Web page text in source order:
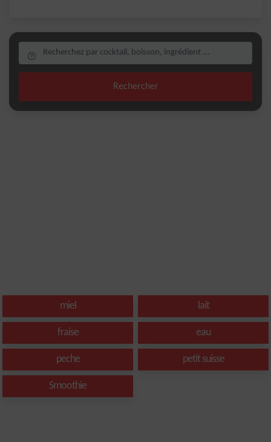
Rechercher
miel lait
fraise eau
peche petit suisse
Smoothie